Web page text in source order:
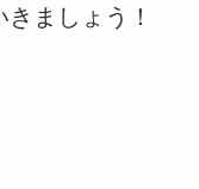
ましょう！